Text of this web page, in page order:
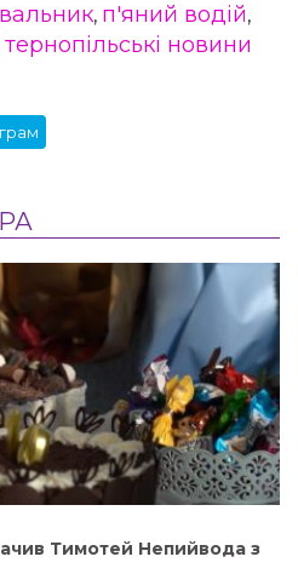
, п'яний водій,
тернопільські новини
Тимотей Непийвода з